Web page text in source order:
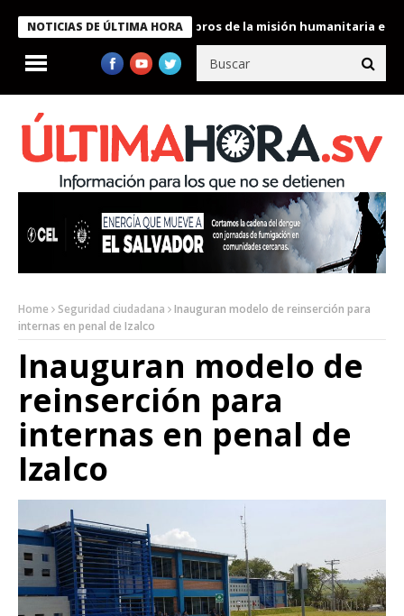
NOTICIAS DE ÚLTIMA HORA
Bukele condecora a miembros de la misión humanitaria enviada
Home Seguridad ciudadana
Inauguran modelo de reinserción para
internas en penal de Izalco
Inauguran modelo de
reinserción para
internas en penal de
Izalco